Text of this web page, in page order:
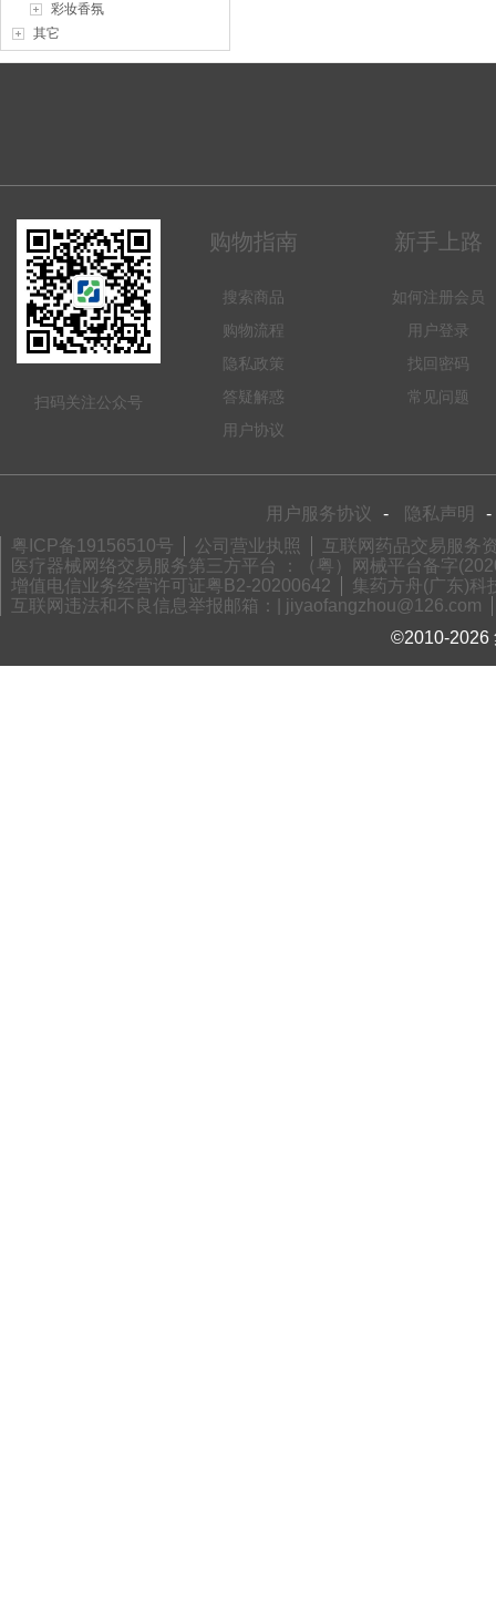
彩妆香氛
其它
扫码关注公众号
购物指南
搜索商品
购物流程
隐私政策
答疑解惑
用户协议
新手上路
如何注册会员
用户登录
找回密码
常见问题
用户服务协议 - 隐私声明
-
粤ICP备19156510号
公司营业执照
互联网药品交易服务
医疗器械网络交易服务第三方平台 ：（粤）网械平台备字
增值电信业务经营许可证粤B2-20200642
集药方舟(广东)科
互联网违法和不良信息举报邮箱：| jiyaofangzhou@126.com
©2010-2026